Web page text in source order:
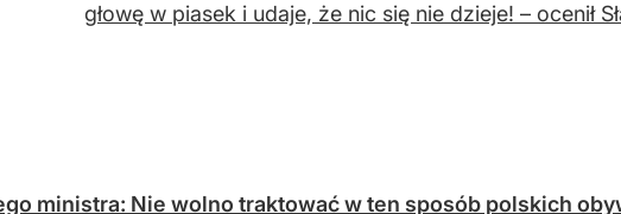
głowę w piasek i udaje, że nic się nie dzieje! – ocenił
ministra: Nie wolno traktować w ten sposób polskich